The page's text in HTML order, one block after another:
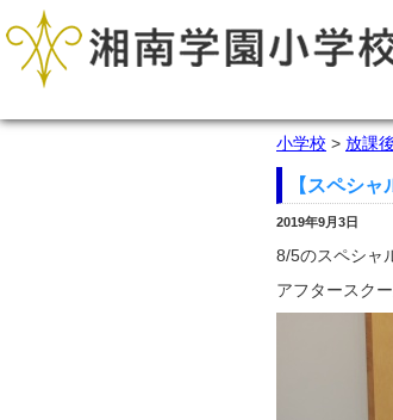
小学校 > 放課
【スペシ
2019年9月3日
8/5のスペシャ
アフタースク